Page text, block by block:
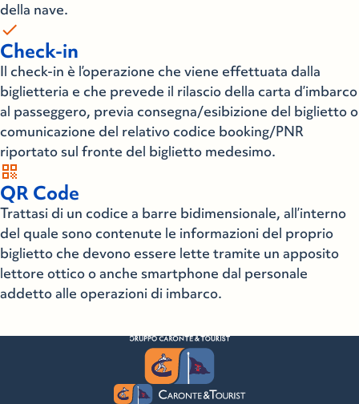
della nave.
check
Check-in
Il check-in è l’operazione che viene effettuata dalla
biglietteria e che prevede il rilascio della carta d’imbarco
al passeggero, previa consegna/esibizione del biglietto o
comunicazione del relativo codice booking/PNR
riportato sul fronte del biglietto medesimo.
qr_code
QR Code
Trattasi di un codice a barre bidimensionale, all’interno
del quale sono contenute le informazioni del proprio
biglietto che devono essere lette tramite un apposito
lettore ottico o anche smartphone dal personale
addetto alle operazioni di imbarco.